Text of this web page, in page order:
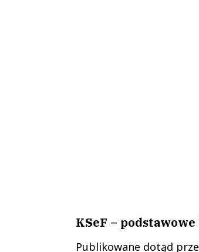
KSeF –
Publikowane dotąd